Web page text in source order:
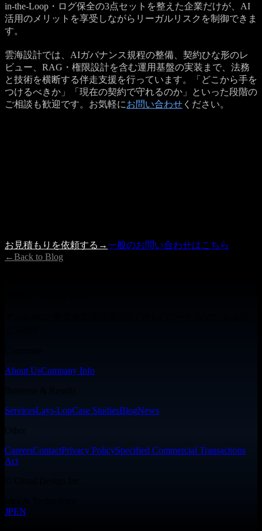
in-the-Loop・ログ保全の3点セットを整えた企業だけが、AI
活用のメリットを享受しながらリーガルリスクを制御できま
す。
雲海設計では、AIガバナンス規程の整備、契約ひな形のレ
ビュー、RAG・権限設計を含む運用基盤の実装まで、法務
と技術を横断する伴走支援を行っています。「どこから手を
つけるべきか」「現在の契約で守れるのか」といった段階の
ご相談も歓迎です。お気軽にお問い合わせ ください。
お見積もりを依頼する →一般のお問い合わせはこちら
←Back to Blog
About UsCompany Info
ServicesLays-LopCase StudiesBlogNews
Other
CareersContactPrivacy PolicySpecified Commercial Transactions
Act
JPEN